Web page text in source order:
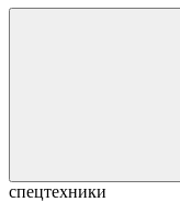
спецтехники